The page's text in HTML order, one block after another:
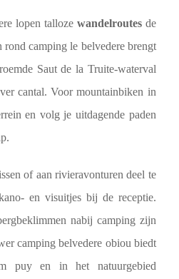
lopen talloze wandelroutesde
rond camping le belvedere brengt
Saut de la Truite-waterval
cantal. Voor mountainbiken in
en volg je uitdagende paden
of aan rivieravonturen deel te
en visuitjes bij de receptie.
nabij camping zijn
camping belvedere obiou biedt
puy en in het natuurgebied